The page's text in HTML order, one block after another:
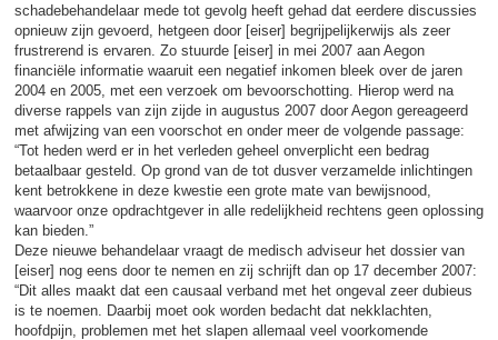
schadebehandelaar mede tot gevolg heeft gehad dat eerdere discussies
opnieuw zijn gevoerd, hetgeen door [eiser] begrijpelijkerwijs als zeer
frustrerend is ervaren. Zo stuurde [eiser] in mei 2007 aan Aegon
financiële informatie waaruit een negatief inkomen bleek over de jaren
2004 en 2005, met een verzoek om bevoorschotting. Hierop werd na
diverse rappels van zijn zijde in augustus 2007 door Aegon gereageerd
met afwijzing van een voorschot en onder meer de volgende passage:
“Tot heden werd er in het verleden geheel onverplicht een bedrag
betaalbaar gesteld. Op grond van de tot dusver verzamelde inlichtingen
kent betrokkene in deze kwestie een grote mate van bewijsnood,
waarvoor onze opdrachtgever in alle redelijkheid rechtens geen oplossing
kan bieden.”
Deze nieuwe behandelaar vraagt de medisch adviseur het dossier van
[eiser] nog eens door te nemen en zij schrijft dan op 17 december 2007:
“Dit alles maakt dat een causaal verband met het ongeval zeer dubieus
is te noemen. Daarbij moet ook worden bedacht dat nekklachten,
hoofdpijn, problemen met het slapen allemaal veel voorkomende